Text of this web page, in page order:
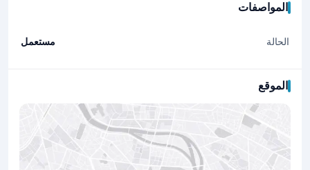
المواصفات
الحالة مستعمل
الموقع